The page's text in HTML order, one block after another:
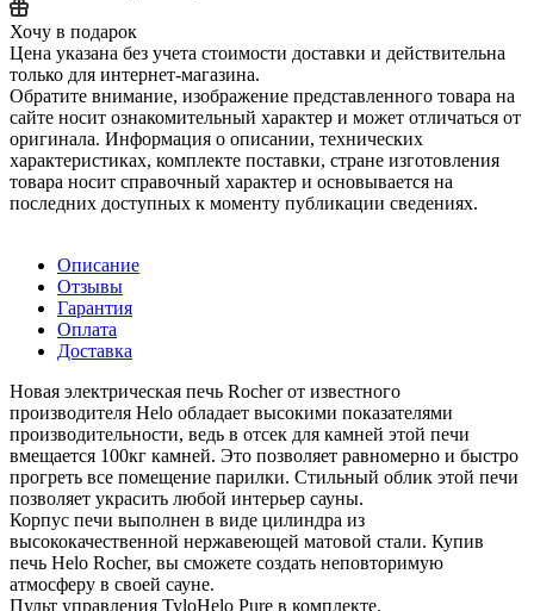
Хочу в подарок
Цена указана без учета стоимости доставки и действительна
только для интернет-магазина.
Обратите внимание, изображение представленного товара на
сайте носит ознакомительный характер и может отличаться от
оригинала. Информация о описании, технических
характеристиках, комплекте поставки, стране изготовления
товара носит справочный характер и основывается на
последних доступных к моменту публикации сведениях.
Описание
Отзывы
Гарантия
Оплата
Доставка
Новая электрическая печь Rocher от известного
производителя Helo обладает высокими показателями
производительности, ведь в отсек для камней этой печи
вмещается 100кг камней. Это позволяет равномерно и быстро
прогреть все помещение парилки. Стильный облик этой печи
позволяет украсить любой интерьер сауны.
Корпус печи выполнен в виде цилиндра из
высококачественной нержавеющей матовой стали. Купив
печь Helo Rocher, вы сможете создать неповторимую
атмосферу в своей сауне.
Пульт управления TyloHelo Pure в комплекте.